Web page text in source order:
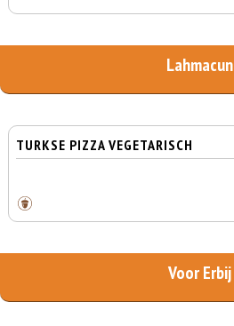
Lahmacun
TURKSE PIZZA VEGETARISCH
Voor Erbij